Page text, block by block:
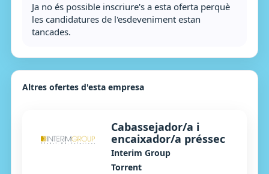
Ja no és possible inscriure's a esta oferta perquè
les candidatures de l'esdeveniment estan
tancades.
Altres ofertes d'esta empresa
Cabassejador/a i
encaixador/a préssec
Interim Group
Torrent